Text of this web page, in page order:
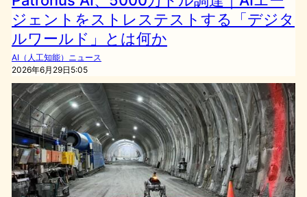
ジェントをストレステストする「デジタ
ルワールド」とは何か
AI（人工知能）ニュース
2026年6月29日5:05